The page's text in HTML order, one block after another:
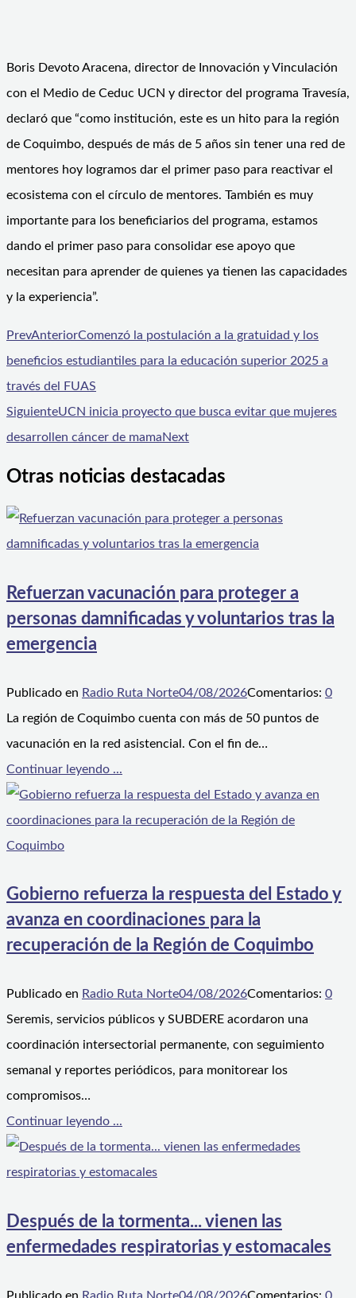
Boris Devoto Aracena, director de Innovación y Vinculación
con el Medio de Ceduc UCN y director del programa Travesía,
declaró que “como institución, este es un hito para la región
de Coquimbo, después de más de 5 años sin tener una red de
mentores hoy logramos dar el primer paso para reactivar el
ecosistema con el círculo de mentores. También es muy
importante para los beneficiarios del programa, estamos
dando el primer paso para consolidar ese apoyo que
necesitan para aprender de quienes ya tienen las capacidades
y la experiencia”.
PrevAnteriorComenzó la postulación a la gratuidad y los
beneficios estudiantiles para la educación superior 2025 a
través del FUAS
SiguienteUCN inicia proyecto que busca evitar que mujeres
desarrollen cáncer de mamaNext
Otras noticias destacadas
Refuerzan vacunación para proteger a
personas damnificadas y voluntarios tras la
emergencia
Publicado en Radio Ruta Norte04/08/2026Comentarios: 0
La región de Coquimbo cuenta con más de 50 puntos de
vacunación en la red asistencial. Con el fin de…
Continuar leyendo ...
Gobierno refuerza la respuesta del Estado y
avanza en coordinaciones para la
recuperación de la Región de Coquimbo
Publicado en Radio Ruta Norte04/08/2026Comentarios: 0
Seremis, servicios públicos y SUBDERE acordaron una
coordinación intersectorial permanente, con seguimiento
semanal y reportes periódicos, para monitorear los
compromisos…
Continuar leyendo ...
Después de la tormenta... vienen las
enfermedades respiratorias y estomacales